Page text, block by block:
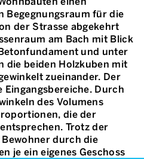
Begegnungsraum für die
der Strasse abgekehrt
am Bach mit Blick
und unter
die beiden Holzkuben mit
zueinander. Der
Durch
des Volumens
die der
Trotz der
durch die
je ein eigenes Geschoss